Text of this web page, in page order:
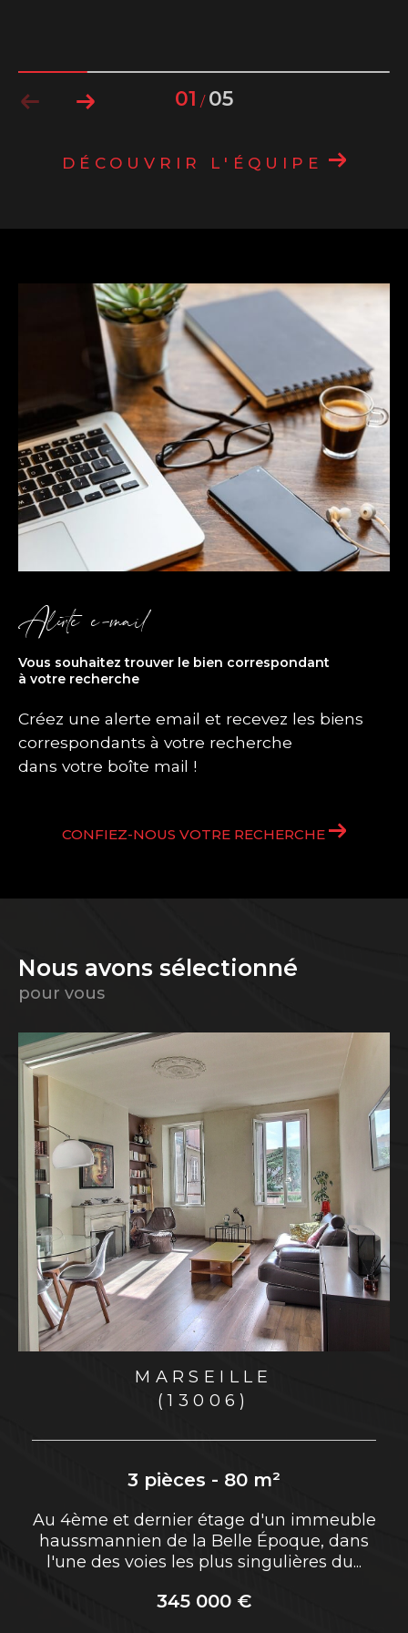
01 / 05
DÉCOUVRIR L'ÉQUIPE
Alerte e-mail
Vous souhaitez trouver le bien correspondant
à votre recherche
Créez une alerte email et recevez les biens
correspondants à votre recherche
dans votre boîte mail !
CONFIEZ-NOUS VOTRE RECHERCHE
Nous avons sélectionné
pour vous
d'un immeuble
Époque, dans
singulières du...
PLAN-DE-
Et si votre prochaine
ête à vivre ? Une villa
cine, à pied du